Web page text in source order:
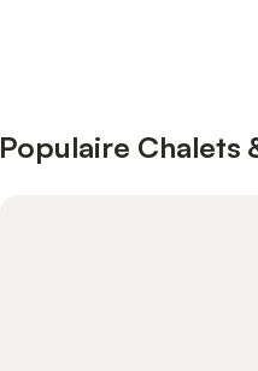
Populaire Chalets